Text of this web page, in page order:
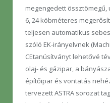
megengedett össztömegű,
6, 24 köbméteres
teljesen automatikus
szóló EK-irányelvnek
CEtanúsítványt lehetővé
olaj- és gázipar, a
építőipar és vontatás
tervezett ASTRA sorozat